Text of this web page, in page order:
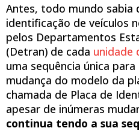
Antes, todo mundo sabia
identificação de veículos
pelos Departamentos
(Detran) de cada unidade
uma sequência única
mudança do modelo da
chamada de Placa de
apesar de inúmeras
continua tendo a sua